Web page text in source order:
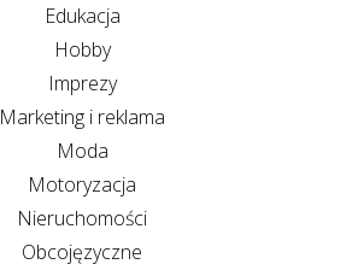
Edukacja
Hobby
Imprezy
Marketing i reklama
Moda
Motoryzacja
Nieruchomości
Obcojęzyczne